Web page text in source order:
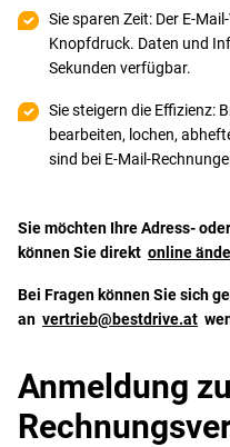
Sie sparen Zeit: Der E-
Knopfdruck. Daten und
Sekunden verfügbar.
Sie steigern die Effizienz:
bearbeiten, lochen,
sind bei E-Mail-
Sie möchten Ihre Adress-
können Sie direkt online
Bei Fragen können Sie sich
an vertrieb@bestdrive.at
Anmeldung